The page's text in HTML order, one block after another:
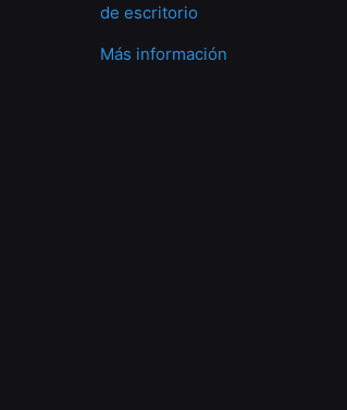
de escritorio
Más información